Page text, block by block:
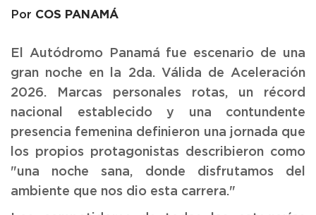
Por COS PANAMÁ
El Autódromo Panamá fue escenario de una
gran noche en la 2da. Válida de Aceleración
2026. Marcas personales rotas, un récord
nacional establecido y una contundente
presencia femenina definieron una jornada que
los propios protagonistas describieron como
"una noche sana, donde disfrutamos del
ambiente que nos dio esta carrera."